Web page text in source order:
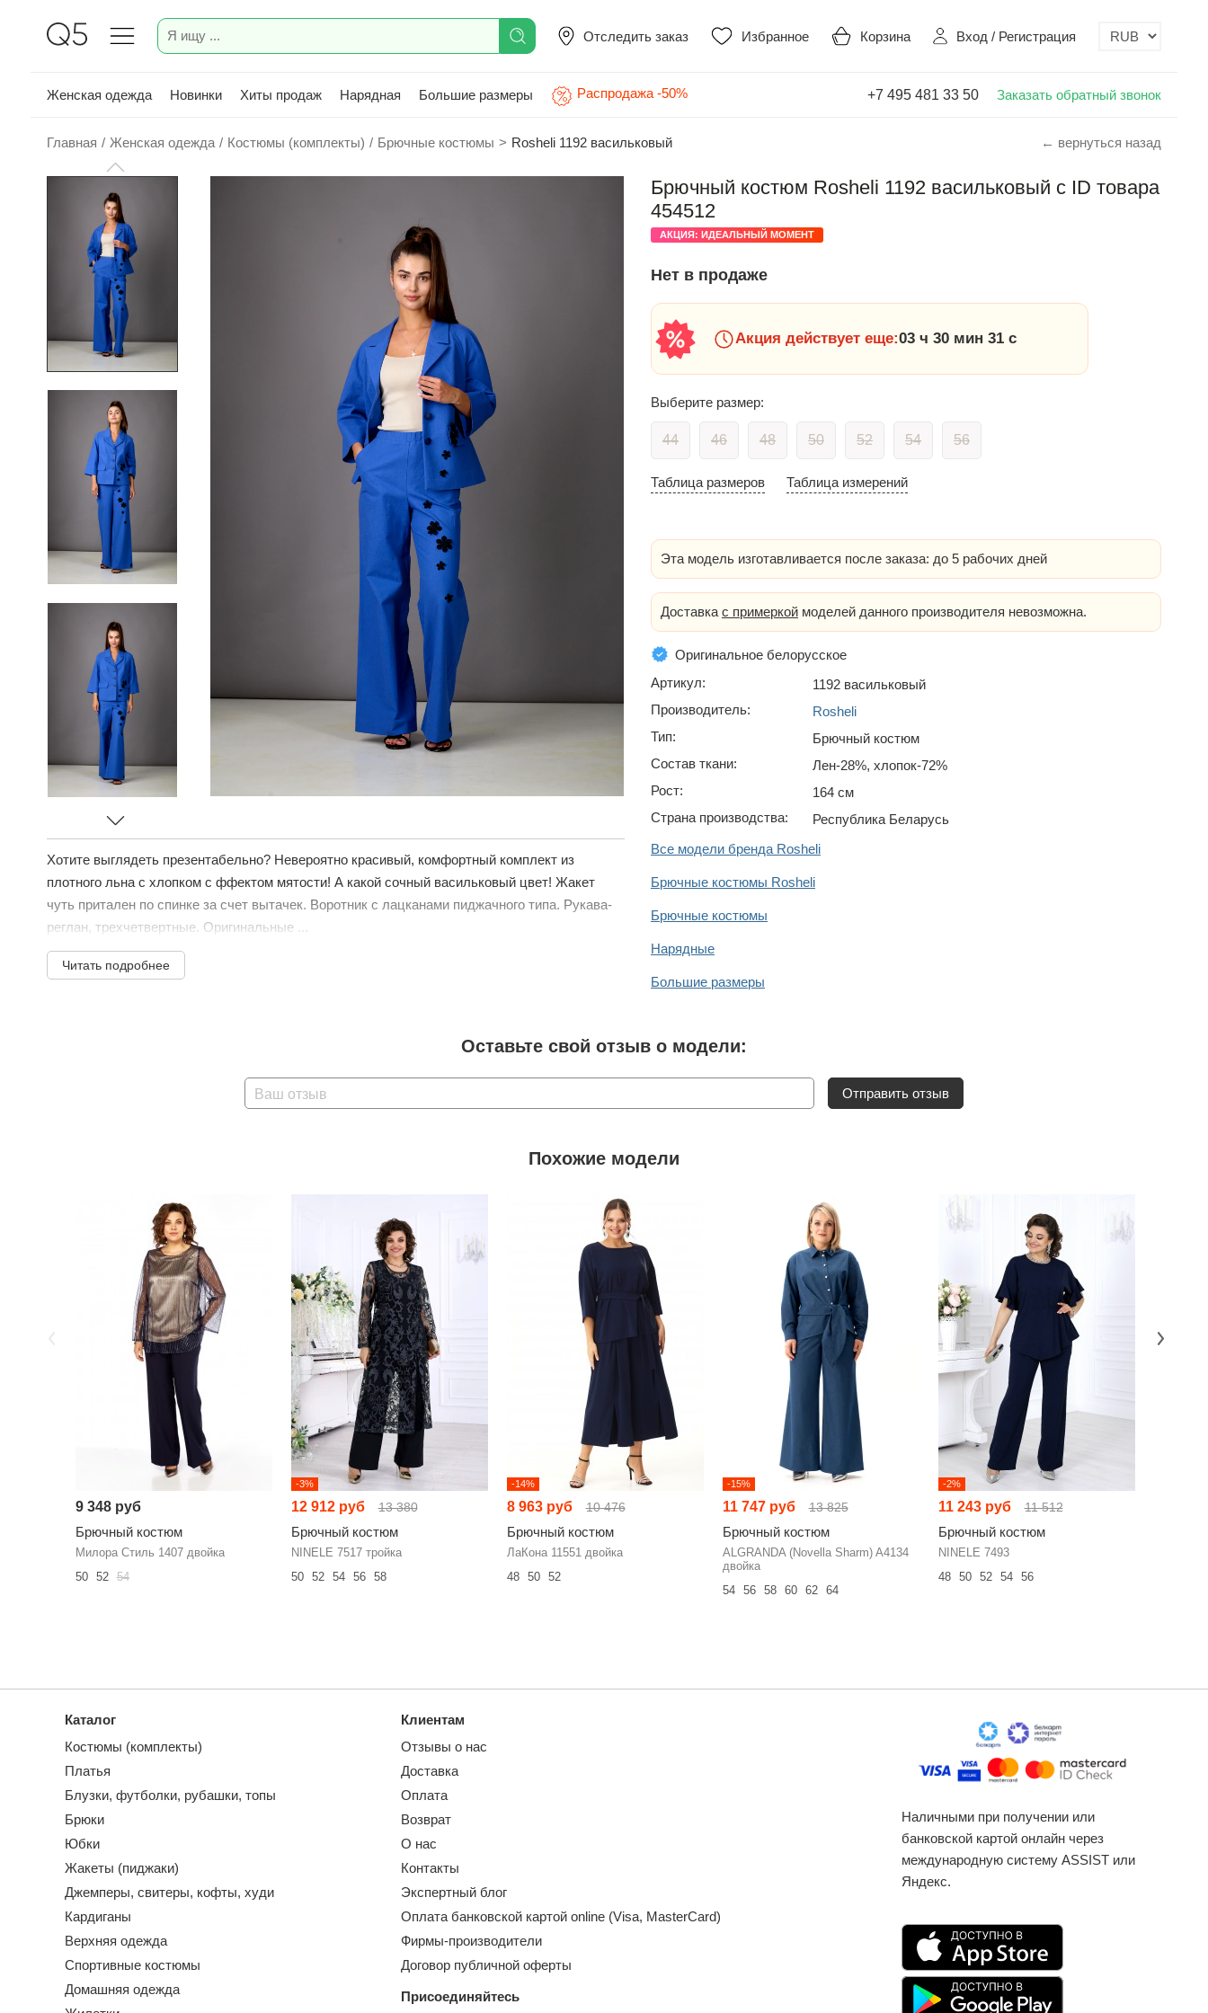
Отследить заказ Избранное Корзина Вход / Регистрация
Женская одежда Новинки Хиты продаж Нарядная Большие размеры Распродажа -50% +7 495 481 33 50 Заказать обратный звонок
Главная / Женская одежда / Костюмы (комплекты) / Брючные костюмы > Rosheli 1192 васильковый ← вернуться назад
Хотите выглядеть презентабельно? Невероятно красивый, комфортный комплект из
плотного льна с хлопком с ффектом мятости! А какой сочный васильковый цвет! Жакет
чуть притален по спинке за счет вытачек. Воротник с лацканами пиджачного типа. Рукава-
реглан, трехчетвертные. Оригинальные ...
Читать подробнее
Брючный костюм Rosheli 1192 васильковый с ID товара
454512
АКЦИЯ: ИДЕАЛЬНЫЙ МОМЕНТ
Нет в продаже
Акция действует еще:03 ч 30 мин 30 с
Выберите размер:
44 46 48 50 52 54 56
Таблица размеров Таблица измерений
Эта модель изготавливается после заказа: до 5 рабочих дней
Доставка с примеркой моделей данного производителя невозможна.
Оригинальное белорусское
Артикул:
1192 васильковый
Производитель:
Rosheli
Тип:
Брючный костюм
Состав ткани:
Лен-28%, хлопок-72%
Рост:
164 см
Страна производства:
Республика Беларусь
Все модели бренда Rosheli
Брючные костюмы Rosheli
Брючные костюмы
Нарядные
Большие размеры
Оставьте свой отзыв о модели:
Ваш отзыв Отправить отзыв
Похожие модели
9 348 руб
Брючный костюм
Милора Стиль 1407 двойка
50
52 54
-3%
12 912 руб 13 380
Брючный костюм
NINELE 7517 тройка
50
52 54 56 58
-14%
8 963 руб 10 476
Брючный костюм
ЛаКона 11551 двойка
48
50 52
-15%
11 747 руб 13 825
Брючный костюм
ALGRANDA (Novella Sharm) A4134
двойка
54
56 58 60 62 64
-2%
11 243 руб 11 512
Брючный костюм
NINELE 7493
48
50 52 54 56
Каталог
Костюмы (комплекты)
Платья
Блузки, футболки, рубашки, топы
Брюки
Юбки
Жакеты (пиджаки)
Джемперы, свитеры, кофты, худи
Кардиганы
Верхняя одежда
Спортивные костюмы
Домашняя одежда
Клиентам
Отзывы о нас
Доставка
Оплата
Возврат
О нас
Контакты
Экспертный блог
Оплата банковской картой online (Visa, MasterCard)
Фирмы-производители
Договор публичной оферты
Присоединяйтесь
Наличными при получении или
банковской картой онлайн через
международную систему ASSIST или
Яндекс.